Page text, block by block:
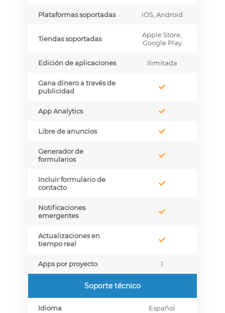
Plataformas soportadas iOS, Android
Tiendas soportadas
Apple Store,
Google Play
Edición de aplicaciones Ilimitada
Gana dinero a través de
publicidad
App Analytics
Libre de anuncios
Generador de
formularios
Incluir formulario de
contacto
Notificaciones
emergentes
Actualizaciones en
tiempo real
Apps por proyecto 1
Soporte técnico
Idioma Español